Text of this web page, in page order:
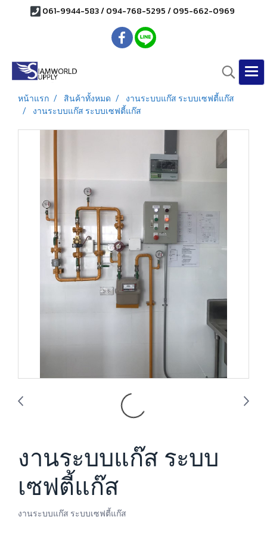
061-9944-583 / 094-768-5295 / 095-662-0969
หน้าแรก สินค้าทั้งหมด
งานระบบแก๊ส ระบบเซฟตี้แก๊ส
งานระบบแก๊ส ระบบเซฟตี้แก๊ส
งานระบบแก๊ส ระบบ
เซฟตี้แก๊ส
งานระบบแก๊ส ระบบเซฟตี้แก๊ส